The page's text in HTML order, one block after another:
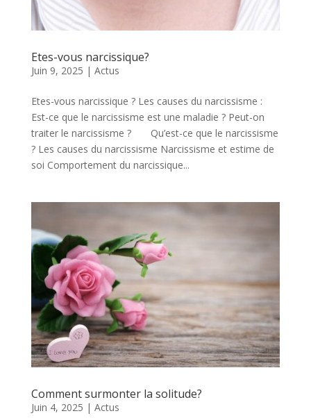
Etes-vous narcissique?
Juin 9, 2025 | Actus
Etes-vous narcissique ? Les causes du narcissisme :
Est-ce que le narcissisme est une maladie ? Peut-on
traiter le narcissisme ? Qu’est-ce que le narcissisme
? Les causes du narcissisme Narcissisme et estime de
soi Comportement du narcissique...
Comment surmonter la solitude?
Juin 4, 2025 | Actus